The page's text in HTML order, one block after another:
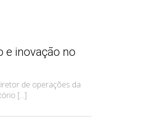
e inovação no
de operações da
[...]